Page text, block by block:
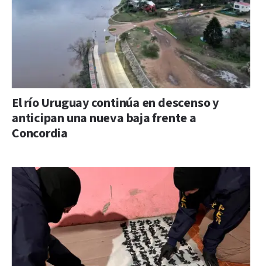
El río Uruguay continúa en descenso y
anticipan una nueva baja frente a
Concordia